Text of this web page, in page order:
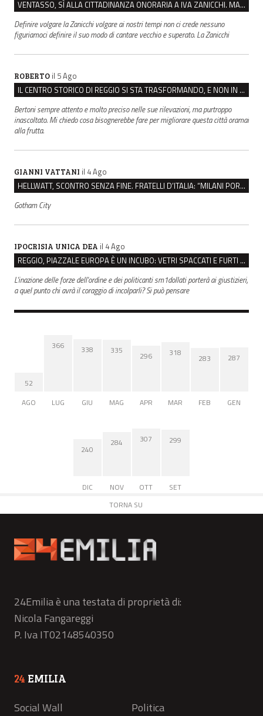
VENTASSO, SÌ ALLA CITTADINANZA ONORARIA A IVA ZANICCHI. MA BARGIACCHI: “È DI PESSIMO GUSTO”
Definire volgare la Zanicchi volgare ai nostri tempi non ci crede nessuno
figuriamoci definire il suo modo di cantare vecchio e superato. La Zanicchi
ROBERTO il 5 Ago
IL CENTRO STORICO DI REGGIO SI STA TRASFORMANDO, E NON IN MEGLIO
Bertoni sempre attento e molto preciso nelle sue rilevazioni, ma purtroppo
inascoltato. Mi chiedo cosa bisognerebbe fare per migliorare questa città oramai
alla frutta.
GIANNI VATTANI il 4 Ago
HELLWATT, SCONTRO SENZA FINE. FRATELLI D’ITALIA: “MILANI PORTA DOCUMENTI, DE FRANCO INSULTI”
Gotham City
IPOCRISIA UNICA DEA il 4 Ago
REGGIO, PIAZZALE EUROPA È UN INCUBO: VETRI SPACCATI E FURTI SULLE AUTO IN SOSTA
L'inazione delle forze dell'ordine e dei politicanti sm1dollati porterà ai giustizieri,
a quel punto chi avrà il coraggio di incolparli? Si può pensare
52
AGO
366
LUG
338
GIU
335
MAG
296
APR
318
MAR
283
FEB
287
GEN
240
DIC
284
NOV
307
OTT
299
SET
TORNA SU
24Emilia è una testata di proprietà di:
Nicola Fangareggi
P. Iva IT02148540350
24 EMILIA
Social Wall
Politica